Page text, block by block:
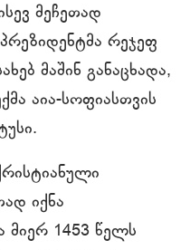
მეჩეთად
რეჯეფ
მაშინ განაცხადა,
აია-სოფიასთვის
იქნა
მიერ 1453 წელს